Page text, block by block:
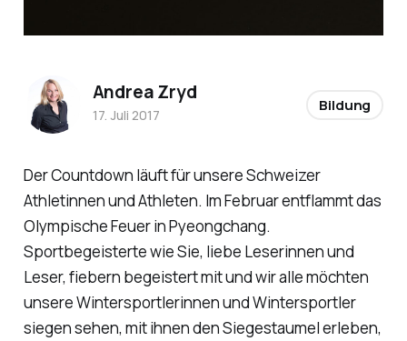
Der Countdown läuft für unsere Schweizer
Athletinnen und Athleten. Im Februar entflammt das
Olympische Feuer in Pyeongchang.
Sportbegeisterte wie Sie, liebe Leserinnen und
Leser, fiebern begeistert mit und wir alle möchten
unsere Wintersportlerinnen und Wintersportler
siegen sehen, mit ihnen den Siegestaumel erleben,
Andrea Zryd
17. Juli 2017
Bildung